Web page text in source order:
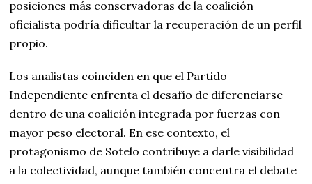
posiciones más conservadoras de la coalición
oficialista podría dificultar la recuperación de un perfil
propio.
Los analistas coinciden en que el Partido
Independiente enfrenta el desafío de diferenciarse
dentro de una coalición integrada por fuerzas con
mayor peso electoral. En ese contexto, el
protagonismo de Sotelo contribuye a darle visibilidad
a la colectividad, aunque también concentra el debate